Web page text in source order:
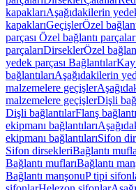
kapaklarıAşağıdakilerin
kapaklarıGeçişlerÖzel
parçası Özel bağlantı
parçalarıDirseklerÖzel
yedek parçası Bağlantılar
bağlantılarıAşağıdakilerin
malzemelere geçişler
malzemelere geçişlerDişli
Dişli bağlantılarFlanş
ekipmanı bağlantıları
ekipmanı bağlantılarıSifon
Sifon dirsekleriBağlantı
Bağlantı muflarıBağlantı
Bağlantı manşonuP tipi